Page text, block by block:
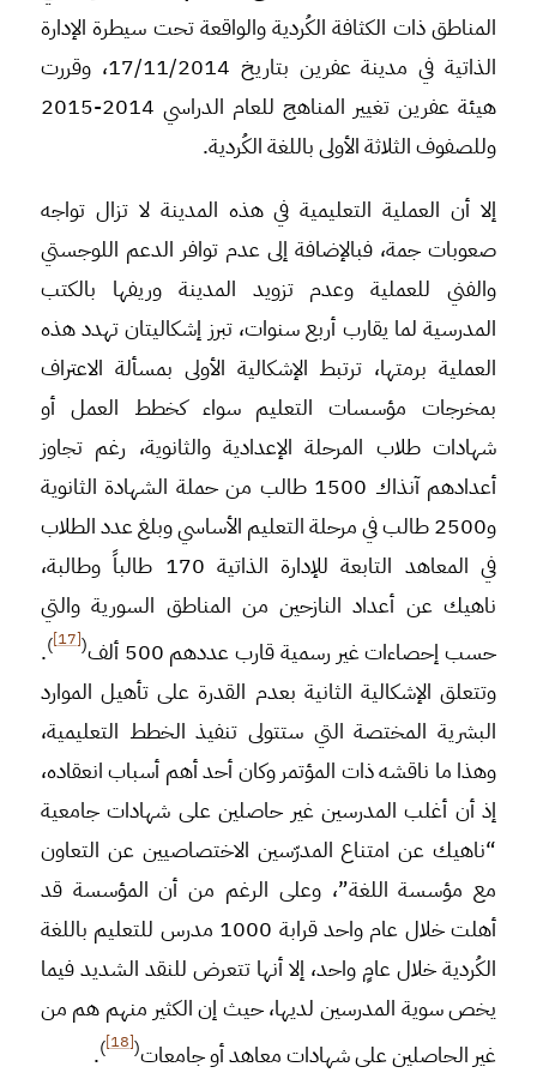
المناطق ذات الكثافة الكُردية والواقعة تحت سيطرة الإدارة
الذاتية في مدينة عفرين بتاريخ 17/11/2014، وقررت
هيئة عفرين تغيير المناهج للعام الدراسي 2014-2015
وللصفوف الثلاثة الأولى باللغة الكُردية.
إلا أن العملية التعليمية في هذه المدينة لا تزال تواجه
صعوبات جمة، فبالإضافة إلى عدم توافر الدعم اللوجستي
والفني للعملية وعدم تزويد المدينة وريفها بالكتب
المدرسية لما يقارب أربع سنوات، تبرز إشكاليتان تهدد هذه
العملية برمتها، ترتبط الإشكالية الأولى بمسألة الاعتراف
بمخرجات مؤسسات التعليم سواء كخطط العمل أو
شهادات طلاب المرحلة الإعدادية والثانوية، رغم تجاوز
أعدادهم آنذاك 1500 طالب من حملة الشهادة الثانوية
و2500 طالب في مرحلة التعليم الأساسي وبلغ عدد الطلاب
في المعاهد التابعة للإدارة الذاتية 170 طالباً وطالبة،
ناهيك عن أعداد النازحين من المناطق السورية والتي
حسب إحصاءات غير رسمية قارب عددهم 500 ألف
(
[17]
)
.
وتتعلق الإشكالية الثانية بعدم القدرة على تأهيل الموارد
البشرية المختصة التي ستتولى تنفيذ الخطط التعليمية،
وهذا ما ناقشه ذات المؤتمر وكان أحد أهم أسباب انعقاده،
إذ أن أغلب المدرسين غير حاصلين على شهادات جامعية
“ناهيك عن امتناع المدرّسين الاختصاصيين عن التعاون
مع مؤسسة اللغة”، وعلى الرغم من أن المؤسسة قد
أهلت خلال عام واحد قرابة 1000 مدرس للتعليم باللغة
الكُردية خلال عامٍ واحد، إلا أنها تتعرض للنقد الشديد فيما
يخص سوية المدرسين لديها، حيث إن الكثير منهم هم من
غير الحاصلين على شهادات معاهد أو جامعات(
[18]
)
.